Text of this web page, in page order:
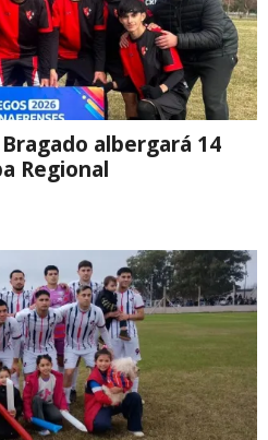
albergará 14
Regional